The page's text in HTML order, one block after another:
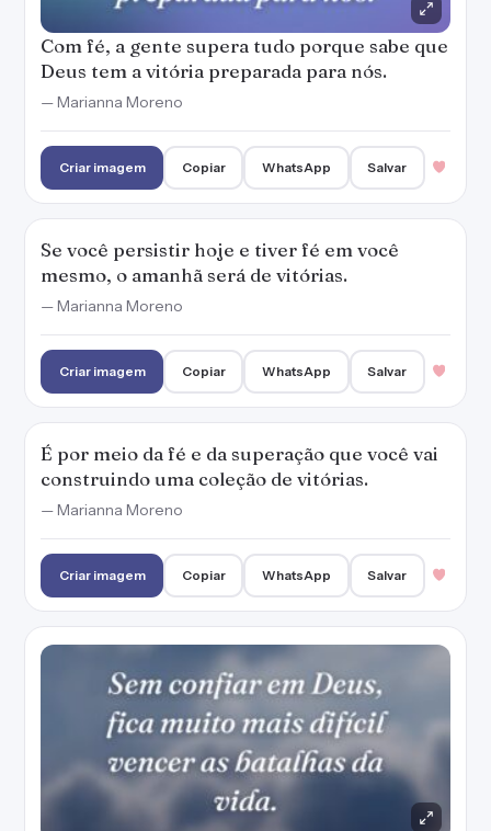
Com fé, a gente supera tudo porque sabe que
Deus tem a vitória preparada para nós.
— Marianna Moreno
Criar imagem Copiar WhatsApp Salvar
Se você persistir hoje e tiver fé em você
mesmo, o amanhã será de vitórias.
— Marianna Moreno
Criar imagem Copiar WhatsApp Salvar
É por meio da fé e da superação que você vai
construindo uma coleção de vitórias.
— Marianna Moreno
Criar imagem Copiar WhatsApp Salvar